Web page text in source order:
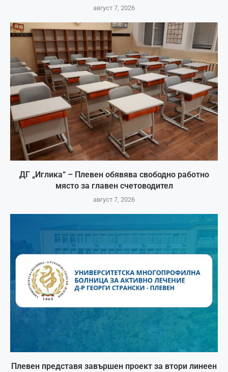
август 7, 2026
ДГ „Иглика“ – Плевен обявява свободно работно
място за главен счетоводител
август 7, 2026
Плевен представя завършен проект за втори линеен